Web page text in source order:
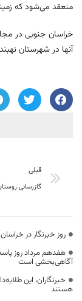
منعقد می‌شود که
خراسان جنوبی در
آنها در شهرستان
قبلی
روز خبرنگار در
هفدهم مرداد روز
آگاهی‌بخشی است
خبرنگاران، این
هستند